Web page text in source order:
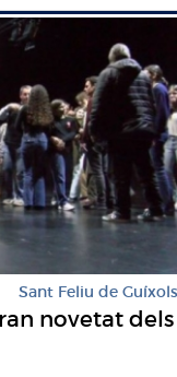
Sant Feliu de Guíxols
novetat dels